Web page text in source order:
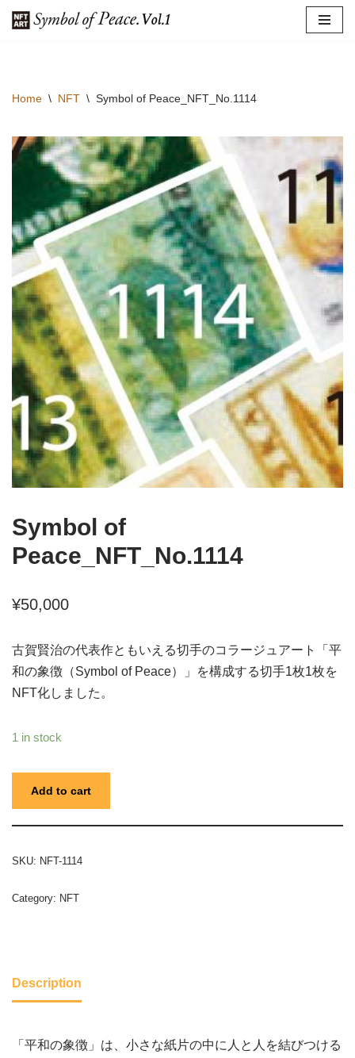
へ
プ
Home \ NFT \ Symbol of Peace_NFT_No.1114
Symbol of
Peace_NFT_No.1114
¥50,000
古賀賢治の代表作ともいえる切手のコラージュアート「平
和の象徴（Symbol of Peace）」を構成する切手1枚1枚を
NFT化しました。
1 in stock
Add to cart
SKU: NFT-1114
Category: NFT
Description
「平和の象徴」は、小さな紙片の中に人と人を結びつける